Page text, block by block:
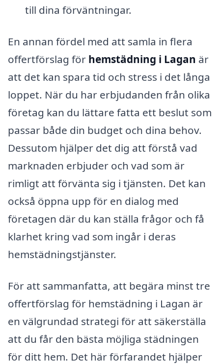
till dina förväntningar.
En annan fördel med att samla in flera
offertförslag för hemstädning i Lagan är
att det kan spara tid och stress i det långa
loppet. När du har erbjudanden från olika
företag kan du lättare fatta ett beslut som
passar både din budget och dina behov.
Dessutom hjälper det dig att förstå vad
marknaden erbjuder och vad som är
rimligt att förvänta sig i tjänsten. Det kan
också öppna upp för en dialog med
företagen där du kan ställa frågor och få
klarhet kring vad som ingår i deras
hemstädningstjänster.
För att sammanfatta, att begära minst tre
offertförslag för hemstädning i Lagan är
en välgrundad strategi för att säkerställa
att du får den bästa möjliga städningen
för ditt hem. Det här förfarandet hjälper